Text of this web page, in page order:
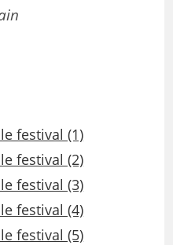
festival (1)
festival (2)
festival (3)
festival (4)
festival (5)